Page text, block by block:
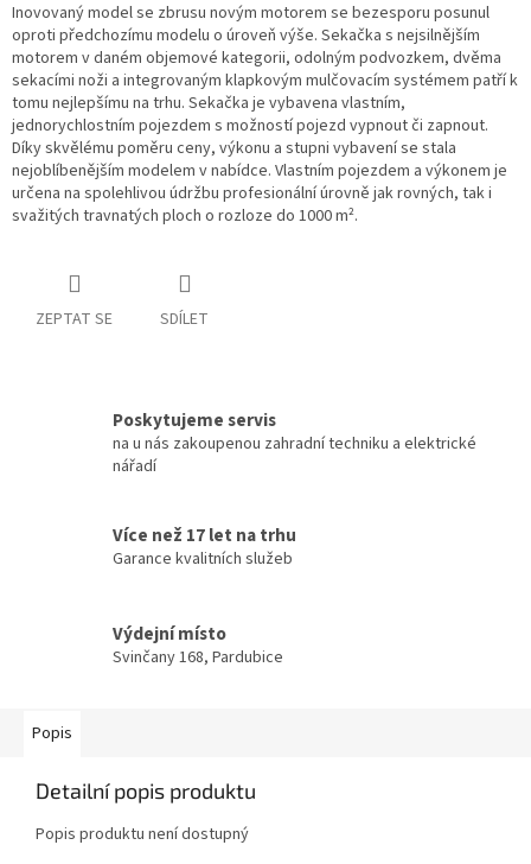
Inovovaný model se zbrusu novým motorem se bezesporu posunul
oproti předchozímu modelu o úroveň výše. Sekačka s nejsilnějším
motorem v daném objemové kategorii, odolným podvozkem, dvěma
sekacími noži a integrovaným klapkovým mulčovacím systémem patří k
tomu nejlepšímu na trhu. Sekačka je vybavena vlastním,
jednorychlostním pojezdem s možností pojezd vypnout či zapnout.
Díky skvělému poměru ceny, výkonu a stupni vybavení se stala
nejoblíbenějším modelem v nabídce. Vlastním pojezdem a výkonem je
určena na spolehlivou údržbu profesionální úrovně jak rovných, tak i
svažitých travnatých ploch o rozloze do 1000 m².
ZEPTAT SE SDÍLET
Poskytujeme servis
na u nás zakoupenou zahradní techniku a elektrické
nářadí
Více než 17 let na trhu
Garance kvalitních služeb
Výdejní místo
Svinčany 168, Pardubice
Popis
Detailní popis produktu
Popis produktu není dostupný